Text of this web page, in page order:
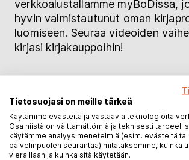
verkkoalustallamme myBoDissa,
hyvin valmistautunut oman
luomiseen. Seuraa videoiden
kirjasi kirjakauppoihin!
Jos katsot videoita YouTube
siirretään
palveluntarjoajalle.
Tietosuojasi on meille tärkeä
Käytämme evästeitä ja vastaavia teknologioita
Osa niistä on välttämättömiä ja teknisesti
käytämme analyysimenetelmiä (esim. evästeitä
palvelinpuolen seurantaa) mitataksemme, kuinka
vieraillaan ja kuinka sitä käytetään.